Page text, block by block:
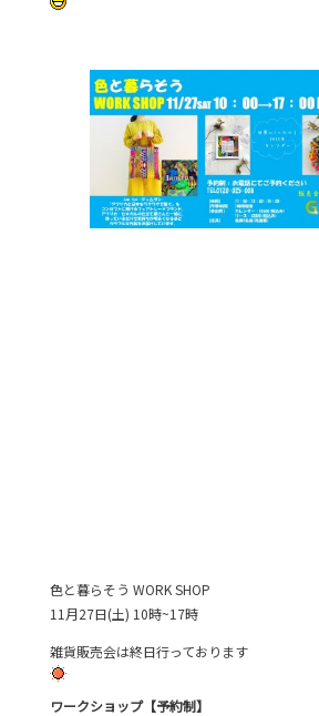
色と暮らそう WORK SHOP
11月27日(土) 10時~17時
雑貨販売会は終日行っております
ワークショップ【予約制】